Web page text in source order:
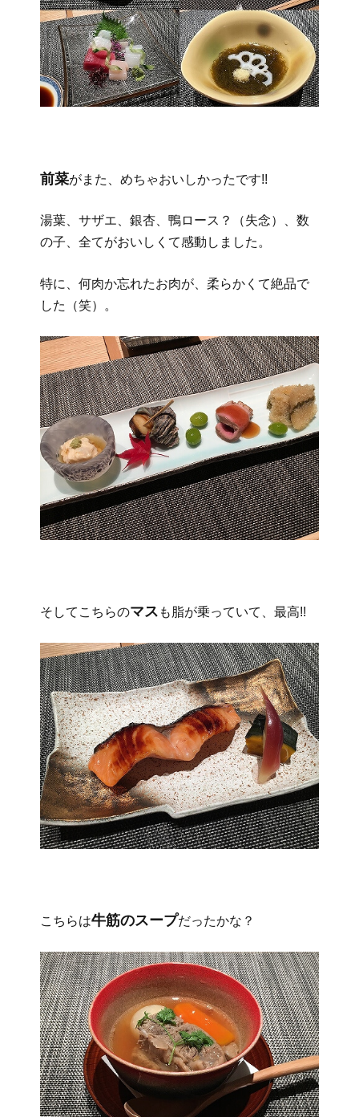
前菜がまた、めちゃおいしかったです!!
湯葉、サザエ、銀杏、鴨ロース？（失念）、数
の子、全てがおいしくて感動しました。
特に、何肉か忘れたお肉が、柔らかくて絶品で
した（笑）。
そしてこちらのマス も脂が乗っていて、最高!!
こちらは牛筋のスープだったかな？